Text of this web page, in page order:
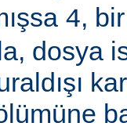
4,
dosya